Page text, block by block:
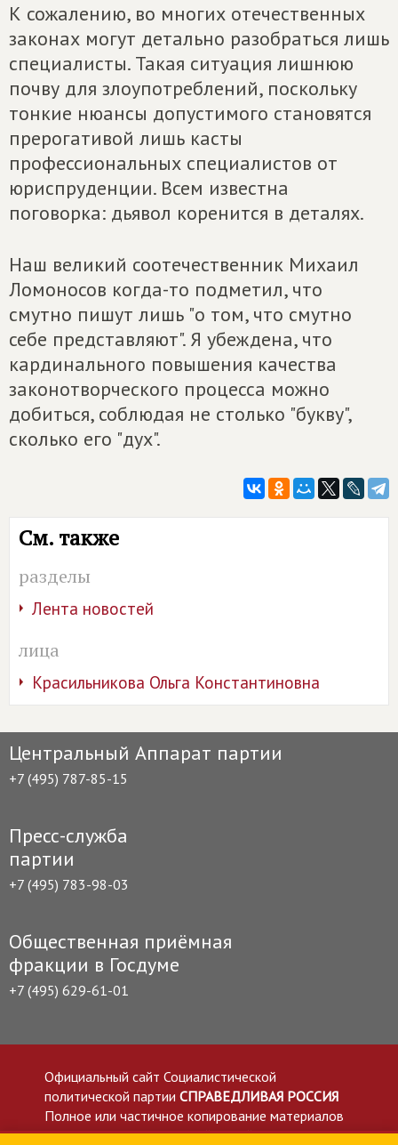
К сожалению, во многих отечественных
законах могут детально разобраться лишь
специалисты. Такая ситуация лишнюю
почву для злоупотреблений, поскольку
тонкие нюансы допустимого становятся
прерогативой лишь касты
профессиональных специалистов от
юриспруденции. Всем известна
поговорка: дьявол коренится в деталях.
Наш великий соотечественник Михаил
Ломоносов когда-то подметил, что
смутно пишут лишь "о том, что смутно
себе представляют". Я убеждена, что
кардинального повышения качества
законотворческого процесса можно
добиться, соблюдая не столько "букву",
сколько его "дух".
См. также
разделы
Лента новостей
лица
Красильникова Ольга Константиновна
Центральный Аппарат партии
+7 (495) 787-85-15
Пресс-служба
партии
+7 (495) 783-98-03
Общественная приёмная
фракции в Госдуме
+7 (495) 629-61-01
Официальный сайт Социалистической
политической партии СПРАВЕДЛИВАЯ РОССИЯ
Полное или частичное копирование материалов
приветствуется со ссылкой на сайт spravedlivo.ru